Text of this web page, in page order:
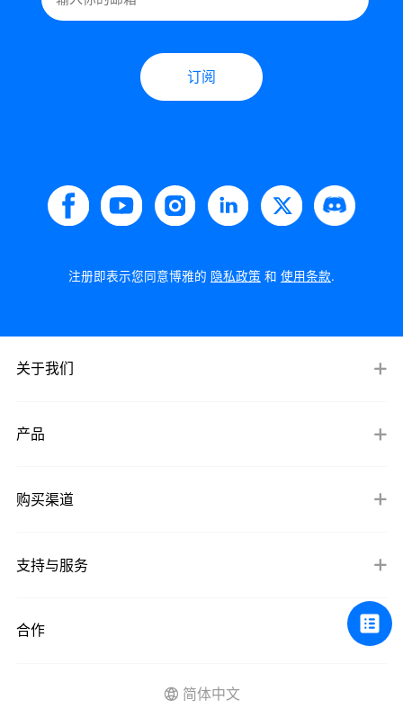
订阅
注册即表示您同意博雅的 隐私政策 和 使用条款.
关于我们
产品
购买渠道
支持与服务
合作
简体中文